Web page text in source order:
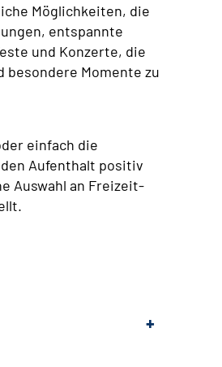
Möglichkeiten, die
entspannte
und Konzerte, die
besondere Momente zu
einfach die
Aufenthalt positiv
Auswahl an Freizeit-